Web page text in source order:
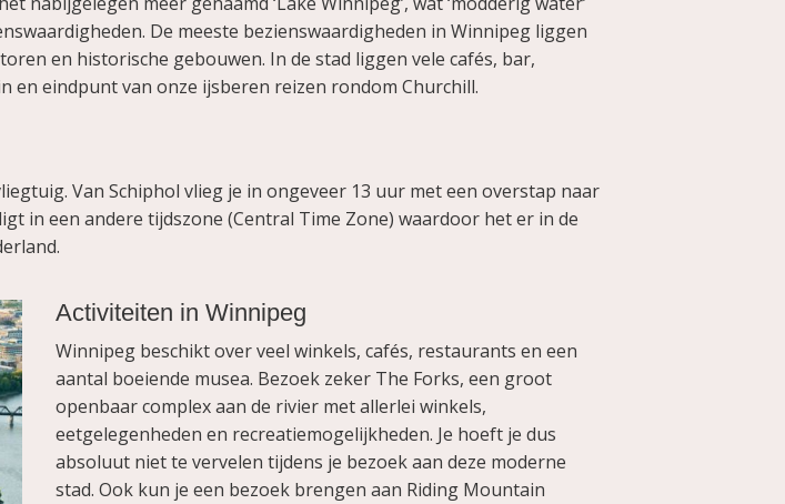
De meeste bezienswaardigheden in Winnipeg liggen
en historische gebouwen. In de stad liggen vele cafés, bar,
en eindpunt van onze ijsberen reizen rondom Churchill.
Van Schiphol vlieg je in ongeveer 13 uur met een overstap naar
in een andere tijdszone (Central Time Zone) waardoor het er in de
Activiteiten in Winnipeg
Winnipeg beschikt over veel winkels, cafés, restaurants en een
aantal boeiende musea. Bezoek zeker The Forks, een groot
openbaar complex aan de rivier met allerlei winkels,
eetgelegenheden en recreatiemogelijkheden. Je hoeft je dus
absoluut niet te vervelen tijdens je bezoek aan deze moderne
stad. Ook kun je een bezoek brengen aan Riding Mountain